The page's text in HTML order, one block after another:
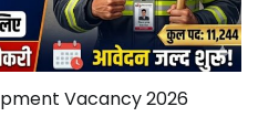
Vacancy 2026